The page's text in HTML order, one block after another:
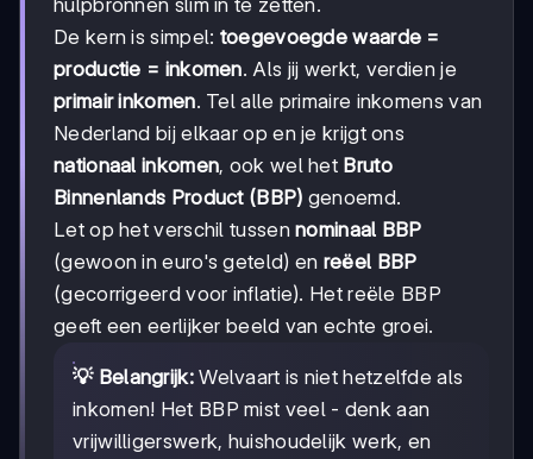
De kern is simpel: toegevoegde waarde =
productie = inkomen. Als jij werkt, verdien je
primair inkomen. Tel alle primaire inkomens van
Nederland bij elkaar op en je krijgt ons
nationaal inkomen, ook wel het Bruto
Binnenlands Product (BBP) genoemd.
Let op het verschil tussennominaal BBP
(gewoon in euro's geteld) en reëel BBP
(gecorrigeerd voor inflatie). Het reële BBP
geeft een eerlijker beeld van echte groei.
💡 Belangrijk:Welvaart is niet hetzelfde als
inkomen! Het BBP mist veel - denk aan
vrijwilligerswerk, huishoudelijk werk, en